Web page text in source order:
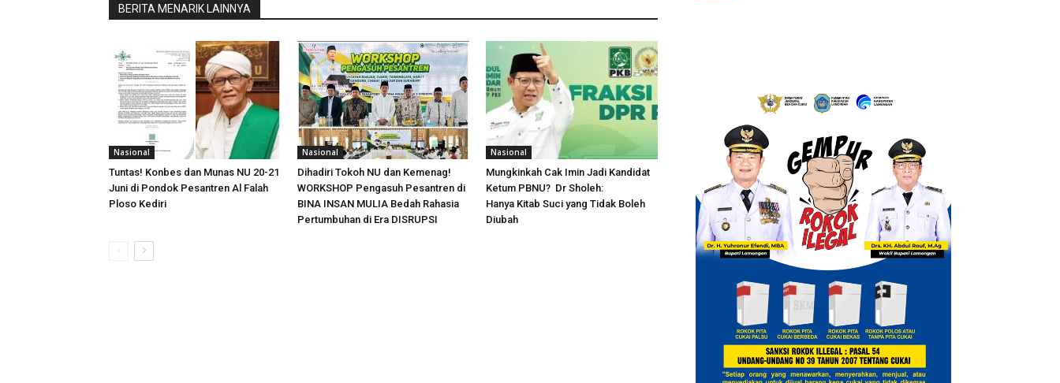
BERITA MENARIK LAINNYA
Nasional
Tuntas! Konbes dan Munas NU 20-21
Juni di Pondok Pesantren Al Falah
Ploso Kediri
Nasional
Dihadiri Tokoh NU dan Kemenag!
WORKSHOP Pengasuh Pesantren di
BINA INSAN MULIA Bedah Rahasia
Pertumbuhan di Era DISRUPSI
Nasional
Mungkinkah Cak Imin Jadi Kandidat
Ketum PBNU? Dr Sholeh:
Hanya Kitab Suci yang Tidak Boleh
Diubah